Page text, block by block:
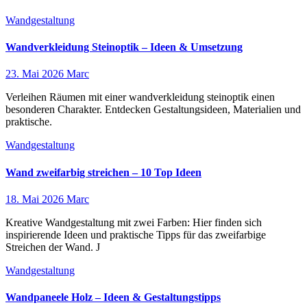
Wandgestaltung
Wandverkleidung Steinoptik – Ideen & Umsetzung
23. Mai 2026 Marc
Verleihen Räumen mit einer wandverkleidung steinoptik einen
besonderen Charakter. Entdecken Gestaltungsideen, Materialien und
praktische.
Wandgestaltung
Wand zweifarbig streichen – 10 Top Ideen
18. Mai 2026 Marc
Kreative Wandgestaltung mit zwei Farben: Hier finden sich
inspirierende Ideen und praktische Tipps für das zweifarbige
Streichen der Wand. J
Wandgestaltung
Wandpaneele Holz – Ideen & Gestaltungstipps